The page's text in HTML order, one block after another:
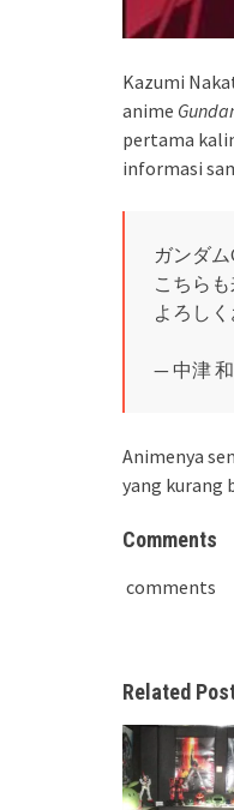
Kazumi
anime
pertama
informasi
ガンダ
こちら
よろし
— 中津
Animenya
yang kurang
Comments
comments
Related